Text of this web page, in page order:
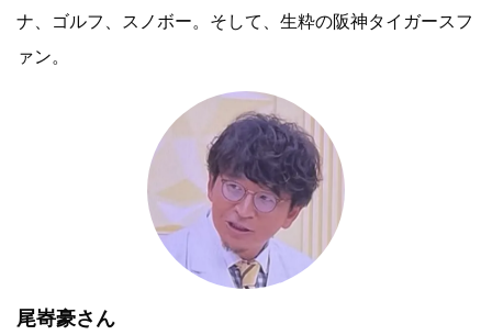
ナ、ゴルフ、スノボー。そして、生粋の阪神タイガースフ
ァン。
尾㟢豪さん